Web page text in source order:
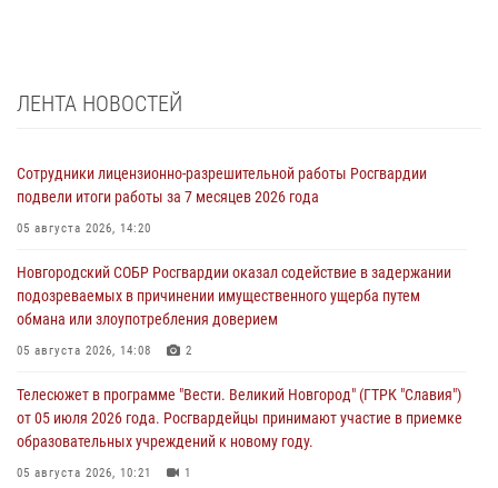
ЛЕНТА НОВОСТЕЙ
Сотрудники лицензионно-разрешительной работы Росгвардии
подвели итоги работы за 7 месяцев 2026 года
05 августа 2026, 14:20
Новгородский СОБР Росгвардии оказал содействие в задержании
подозреваемых в причинении имущественного ущерба путем
обмана или злоупотребления доверием
05 августа 2026, 14:08 2
Телесюжет в программе "Вести. Великий Новгород" (ГТРК "Славия")
от 05 июля 2026 года. Росгвардейцы принимают участие в приемке
образовательных учреждений к новому году.
05 августа 2026, 10:21 1